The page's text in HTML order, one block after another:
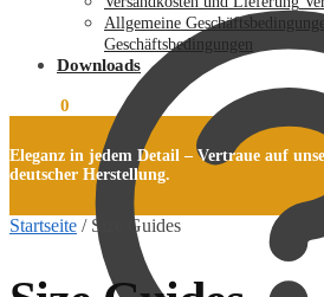
Allgemeine
Geschäftsbedingungen
Downloads
0
Eleganz in jedem Detail – Vertraue auf
deutscher Herstellung.
Startseite / Size Guides